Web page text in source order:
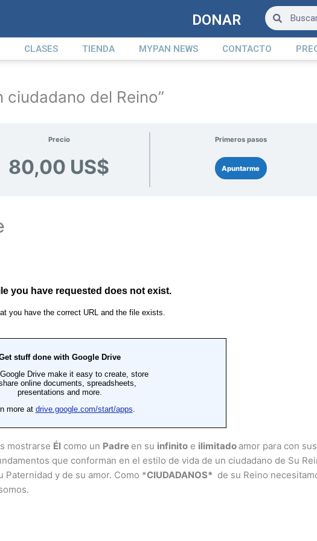
DONAR SearchSearch
CLASES TIENDA MYPAN NEWS CONTACTO
ciudadano del Reino”
Precio
80,00 US$
Primeros pasos
Apuntarme
mostrarse Él como un Padre en su infinito e ilimitado amor para con sus
que conforman en el estilo de vida de un ciudadano de Su
Paternidad y de su amor. Como *CIUDADANOS* de su Reino